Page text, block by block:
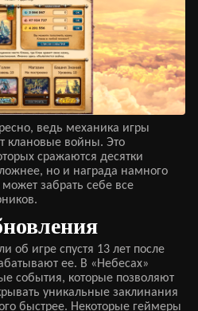
ведь механика игры
клановые войны. Это
сражаются десятки
но и награда намного
забрать себе все
об игре спустя 13 лет после
ее. В «Небесах»
события, которые позволяют
уникальные заклинания
быстрее. Некоторые геймеры